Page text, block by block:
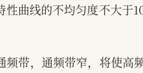
曲线的不均匀度不大于
频带，通频带窄，将使高